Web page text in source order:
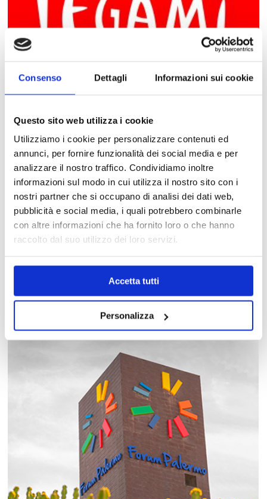
Consenso Dettagli Informazioni sui cookie
Questo sito web utilizza i cookie
Utilizziamo i cookie per personalizzare contenuti ed
annunci, per fornire funzionalità dei social media e per
analizzare il nostro traffico. Condividiamo inoltre
informazioni sul modo in cui utilizza il nostro sito con i
nostri partner che si occupano di analisi dei dati web,
pubblicità e social media, i quali potrebbero combinarle
con altre informazioni che ha fornito loro o che hanno
raccolto dal suo utilizzo dei loro servizi.
Accetta tutti
Personalizza
FOOT LOCKER